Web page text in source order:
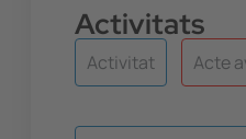
Activitats
Activitat Acte